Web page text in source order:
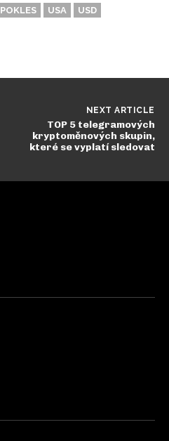
POKLES USA USD
NEXT ARTICLE
TOP 5 telegramových
kryptoměnových skupin,
které se vyplatí sledovat